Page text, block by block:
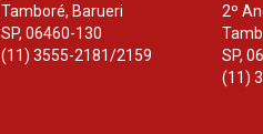
Tamboré, Barueri
SP,06460-130
(11) 3555-2181/2159
2º
SP,
(11)